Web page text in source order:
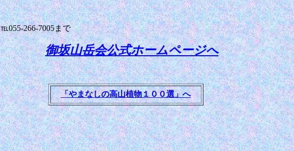
266-7005まで
御坂山岳会公式ホームページへ
「やまなしの高山植物１００選」へ